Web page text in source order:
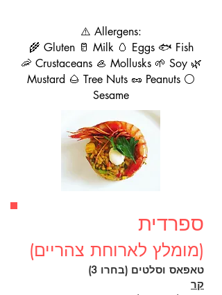
⚠️ Allergens:
🌾 Gluten 🥛 Milk 🥚 Eggs 🐟 Fish
🦐 Crustaceans 🦪 Mollusks 🌱 Soy 🌿
Mustard 🌰 Tree Nuts 🥜 Peanuts ⚪
Sesame
ספרדית
(מומלץ לארוחת צהריים)
טאפאס וסלטים (בחרו 3)
קר